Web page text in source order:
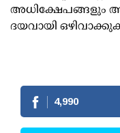
അധിക്ഷേപങ്ങളും
ദയവായി
4,990